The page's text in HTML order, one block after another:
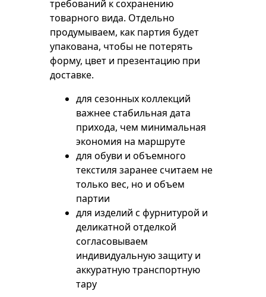
требований к сохранению
товарного вида. Отдельно
продумываем, как партия будет
упакована, чтобы не потерять
форму, цвет и презентацию при
доставке.
для сезонных коллекций
важнее стабильная дата
прихода, чем минимальная
экономия на маршруте
для обуви и объемного
текстиля заранее считаем не
только вес, но и объем
партии
для изделий с фурнитурой и
деликатной отделкой
согласовываем
индивидуальную защиту и
аккуратную транспортную
тару